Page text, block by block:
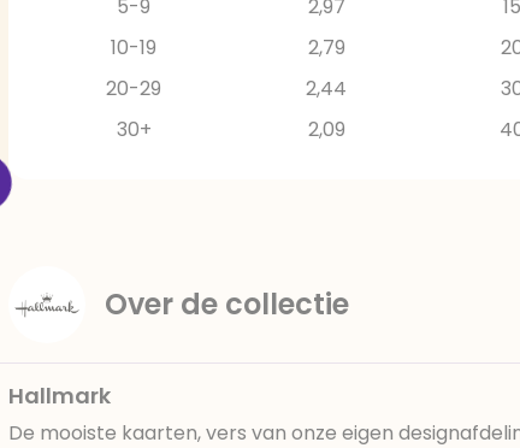
5-9
2,97
10-19
2,79
20-29
2,44
30+
2,09
Over de collectie
Hallmark
De mooiste kaarten, vers van onze eigen